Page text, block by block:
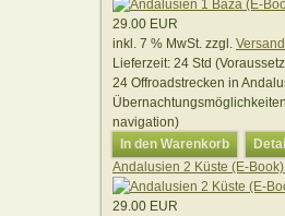
29.00 EUR
inkl. 7 % MwSt. zzgl.
Lieferzeit: 24 Std
24 Offroadstrecken in
navigation)
In den Warenkorb
Andalusien 2 Küste (E-
29.00 EUR